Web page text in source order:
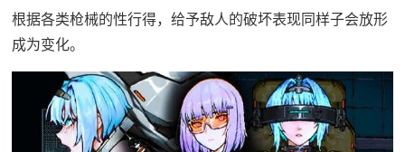
根据各类枪械的性行得，给予敌人的破坏表现同样子会放形
成为变化。